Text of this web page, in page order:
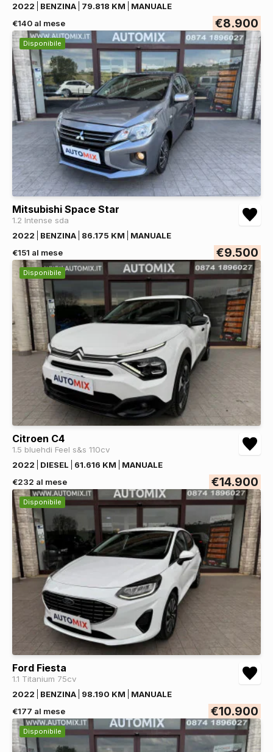
2022
BENZINA 79.818 KM
MANUALE
€140 al mese
€8.900
Disponibile
Mitsubishi Space Star
1.2 Intense sda
2022
BENZINA 86.175 KM
MANUALE
€151 al mese
€9.500
Disponibile
Citroen C4
1.5 bluehdi Feel s&s 110cv
2022
DIESEL 61.616 KM
MANUALE
€232 al mese
€14.900
Disponibile
Ford Fiesta
1.1 Titanium 75cv
2022
BENZINA 98.190 KM
MANUALE
€177 al mese
€10.900
Disponibile